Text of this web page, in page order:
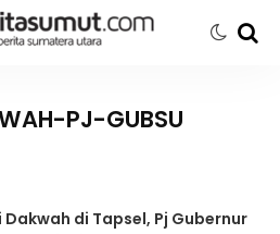
PJ-GUBSU
Dakwah di Tapsel, Pj Gubernur